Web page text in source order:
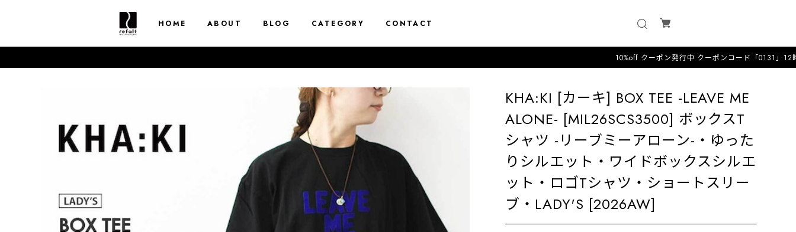
HOME ABOUT BLOG CATEGORY CONTACT
10%off クーポン発行中 クーポンコード「0131」12時までのオー
KHA:KI [カーキ] BOX TEE -LEAVE ME
ALONE- [MIL26SCS3500] ボックスT
シャツ -リーブミーアローン-・ゆった
りシルエット・ワイドボックスシルエ
ット・ロゴTシャツ・ショートスリー
ブ・LADY'S [2026AW]